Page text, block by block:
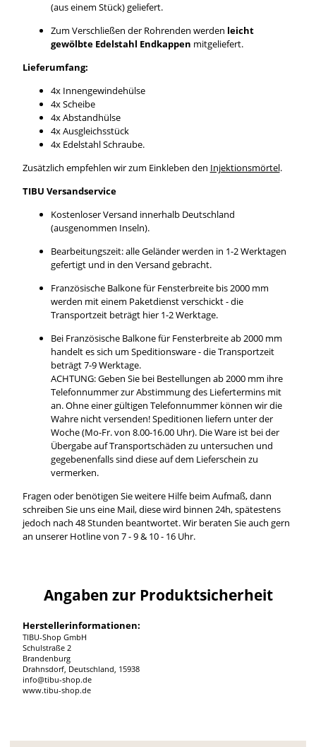
(aus einem Stück) geliefert.
Zum Verschließen der Rohrenden werden leicht
gewölbte Edelstahl Endkappen mitgeliefert.
Lieferumfang:
4x Innengewindehülse
4x Scheibe
4x Abstandhülse
4x Ausgleichsstück
4x Edelstahl Schraube.
Zusätzlich empfehlen wir zum Einkleben den Injektionsmörtel.
TIBU Versandservice
Kostenloser Versand innerhalb Deutschland
(ausgenommen Inseln).
Bearbeitungszeit: alle Geländer werden in 1-2 Werktagen
gefertigt und in den Versand gebracht.
Französische Balkone für Fensterbreite bis 2000 mm
werden mit einem Paketdienst verschickt - die
Transportzeit beträgt hier 1-2 Werktage.
Bei Französische Balkone für Fensterbreite ab 2000 mm
handelt es sich um Speditionsware - die Transportzeit
beträgt 7-9 Werktage.
ACHTUNG: Geben Sie bei Bestellungen ab 2000 mm ihre
Telefonnummer zur Abstimmung des Liefertermins mit
an. Ohne einer gültigen Telefonnummer können wir die
Wahre nicht versenden! Speditionen liefern unter der
Woche (Mo-Fr. von 8.00-16.00 Uhr). Die Ware ist bei der
Übergabe auf Transportschäden zu untersuchen und
gegebenenfalls sind diese auf dem Lieferschein zu
vermerken.
Fragen oder benötigen Sie weitere Hilfe beim Aufmaß, dann
schreiben Sie uns eine Mail, diese wird binnen 24h, spätestens
jedoch nach 48 Stunden beantwortet. Wir beraten Sie auch gern
an unserer Hotline von 7 - 9 & 10 - 16 Uhr.
Angaben zur Produktsicherheit
Herstellerinformationen:
TIBU-Shop GmbH
Schulstraße 2
Brandenburg
Drahnsdorf, Deutschland, 15938
info@tibu-shop.de
www.tibu-shop.de